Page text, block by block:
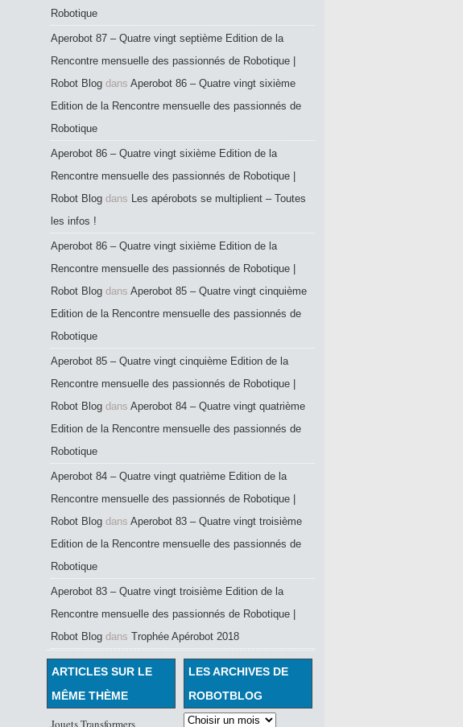
Robotique
Aperobot 87 – Quatre vingt septième Edition de la
Rencontre mensuelle des passionnés de Robotique |
Robot Blog dans Aperobot 86 – Quatre vingt sixième
Edition de la Rencontre mensuelle des passionnés de
Robotique
Aperobot 86 – Quatre vingt sixième Edition de la
Rencontre mensuelle des passionnés de Robotique |
Robot Blog dans Les apérobots se multiplient – Toutes
les infos !
Aperobot 86 – Quatre vingt sixième Edition de la
Rencontre mensuelle des passionnés de Robotique |
Robot Blog dans Aperobot 85 – Quatre vingt cinquième
Edition de la Rencontre mensuelle des passionnés de
Robotique
Aperobot 85 – Quatre vingt cinquième Edition de la
Rencontre mensuelle des passionnés de Robotique |
Robot Blog dans Aperobot 84 – Quatre vingt quatrième
Edition de la Rencontre mensuelle des passionnés de
Robotique
Aperobot 84 – Quatre vingt quatrième Edition de la
Rencontre mensuelle des passionnés de Robotique |
Robot Blog dans Aperobot 83 – Quatre vingt troisième
Edition de la Rencontre mensuelle des passionnés de
Robotique
Aperobot 83 – Quatre vingt troisième Edition de la
Rencontre mensuelle des passionnés de Robotique |
Robot Blog dans Trophée Apérobot 2018
LES ARCHIVES DE
ROBOTBLOG
ARTICLES SUR LE
MÊME THÈME
Jouets Transformers